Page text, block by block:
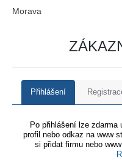
Morava
Přihlášení
Po přihlášení lze
profil nebo odkaz na www
si přidat firmu nebo